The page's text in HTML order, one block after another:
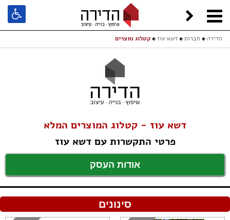
הדירה חברות דשא עוז קטלוג מוצרים
דשא עוז - קטלוג המוצרים המלא
פרטי התקשרות עם דשא עוז
אודות העסק
סינונים